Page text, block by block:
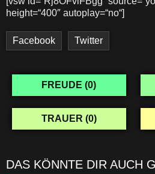
height=“400″ autoplay=“no“]
Facebook Twitter
FREUDE (0)
TRAUER (0)
DAS KÖNNTE DIR AUCH